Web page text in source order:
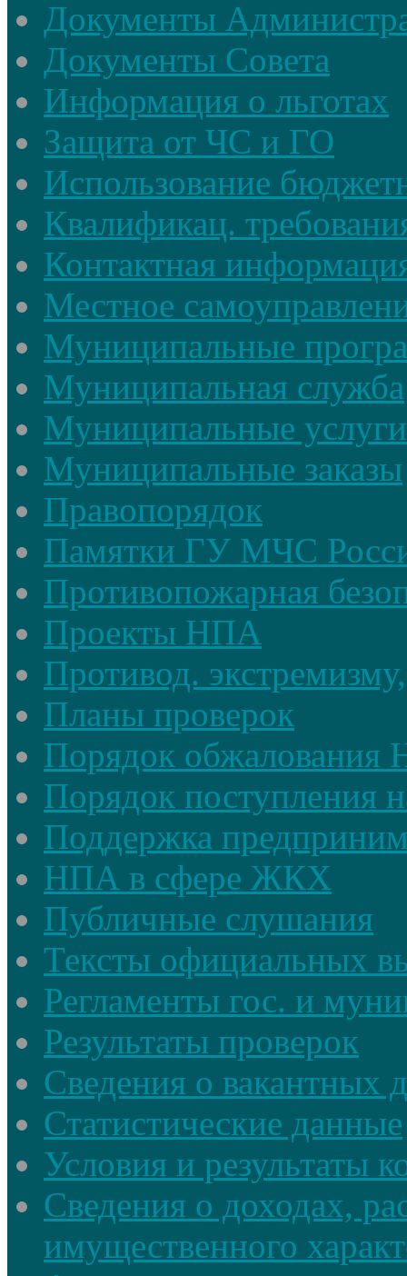
Документы
Документы Совета
Информация о льготах
Защита от ЧС и ГО
Использование
Квалификац.
Контактная
Местное
Муниципальные
Муниципальная служба
Муниципальные услуги
Муниципальные заказы
Правопорядок
Памятки ГУ МЧС
Противопожарная
Проекты НПА
Противод.
Планы проверок
Порядок
Порядок поступления
Поддержка
НПА в сфере ЖКХ
Публичные слушания
Тексты официальных
Регламенты гос. и
Результаты проверок
Сведения о вакантных
Статистические данные
Условия и результаты
Сведения о доходах,
имущественного